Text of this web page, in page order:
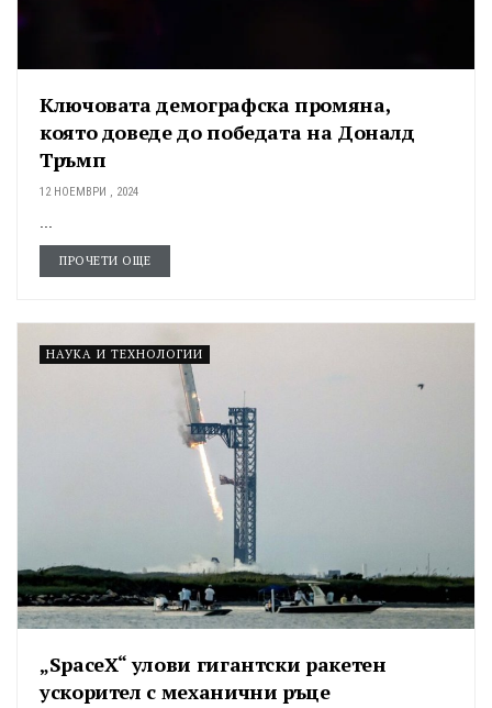
Ключовата демографска промяна,
която доведе до победата на Доналд
Тръмп
12 НОЕМВРИ , 2024
ПРОЧЕТИ ОЩЕ
НАУКА И ТЕХНОЛОГИИ
„SpaceX“ улови гигантски ракетен
ускорител с механични ръце